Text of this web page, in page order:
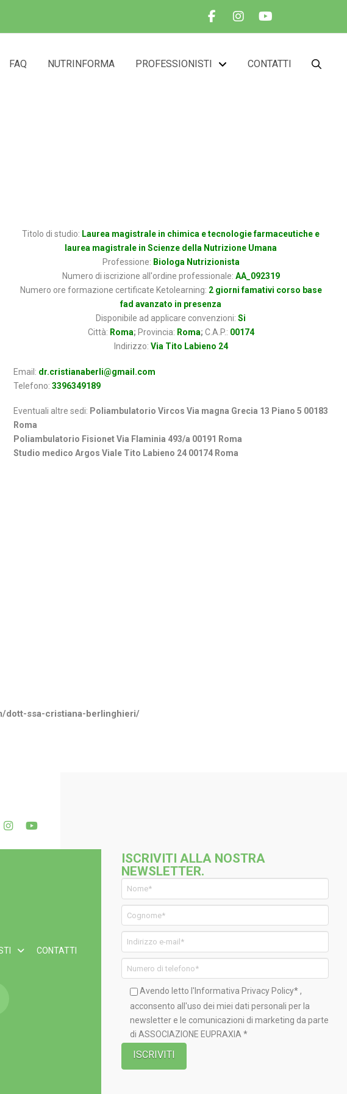
FAQ NUTRINFORMA PROFESSIONISTI CONTATTI
Titolo di studio: Laurea magistrale in chimica e tecnologie farmaceutiche e
laurea magistrale in Scienze della Nutrizione Umana
Professione: Biologa Nutrizionista
Numero di iscrizione all'ordine professionale: AA_092319
Numero ore formazione certificate Ketolearning: 2 giorni famativi corso base
fad avanzato in presenza
Disponibile ad applicare convenzioni:Si
Città: Roma; Provincia: Roma; C.A.P.: 00174
Indirizzo: Via Tito Labieno 24
Email: dr.cristianaberli@gmail.com
Telefono: 3396349189
Eventuali altre sedi: Poliambulatorio Vircos Via magna Grecia 13 Piano 5 00183
Roma
Poliambulatorio Fisionet Via Flaminia 493/a 00191 Roma
Studio medico Argos Viale Tito Labieno 24 00174 Roma
dott-ssa-cristiana-berlinghieri/
CONTATTI
ISCRIVITI ALLA NOSTRA
NEWSLETTER.
Avendo letto l'Informativa Privacy Policy*,
acconsento all'uso dei miei dati personali per la
newsletter e le comunicazioni di marketing da parte
di ASSOCIAZIONE EUPRAXIA *